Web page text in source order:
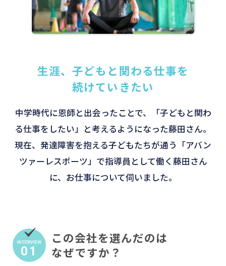
生涯、子どもと関わる仕事を
続けていきたい
中学時代に恩師と出会ったことで、「子どもと関わ
る仕事をしたい」と考えるようになった藤田さん。
現在、発達障害を抱える子どもたちが通う「アバン
ツァーレスポーツ」で指導員として働く藤田さん
に、お仕事について伺いました。
01
この会社を選んだのは
なぜですか？